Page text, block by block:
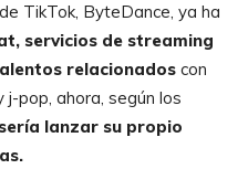
TikTok, ByteDance, ya ha
servicios de streaming
relacionados con
pop, ahora, según los
lanzar su propio